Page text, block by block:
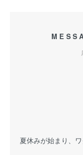
夏休みが始まり、